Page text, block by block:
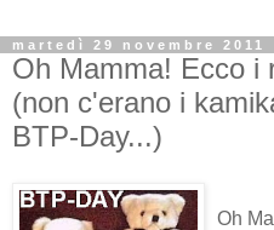
martedì 29 novembre 2011
Oh Mamma! Ecco i
(non c'erano i
BTP-Day...)
Oh